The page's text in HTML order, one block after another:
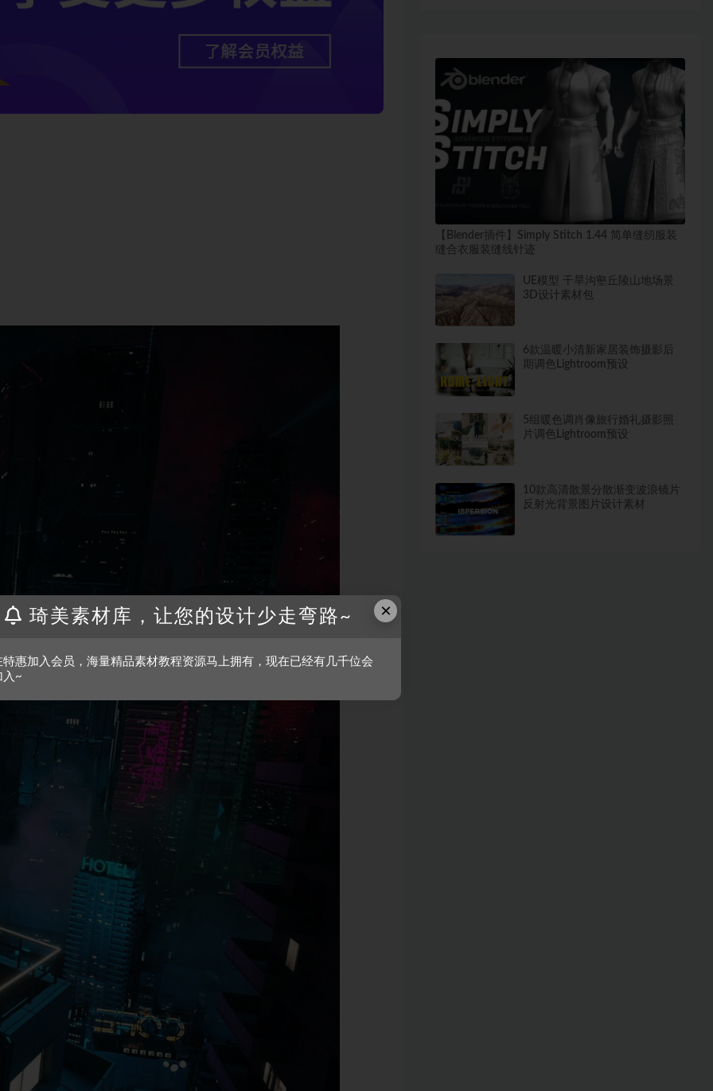
【Blender插件】Simply Stitch 1.44 简单缝纫服装
缝合衣服装缝线针迹
UE模型 干旱沟壑丘陵山地场景
3D设计素材包
6款温暖小清新家居装饰摄影后
期调色Lightroom预设
5组暖色调肖像旅行婚礼摄影照
片调色Lightroom预设
10款高清散景分散渐变波浪镜片
反射光背景图片设计素材
×
琦美素材库，让您的设计少走弯路~
特惠加入会员，海量精品素材教程资源马上拥有，现在已经有几千位会
入~